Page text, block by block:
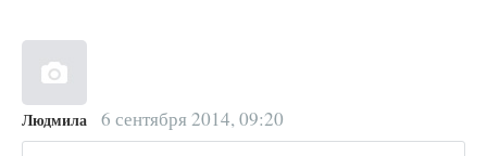
Людмила 6 сентября 2014, 09:20